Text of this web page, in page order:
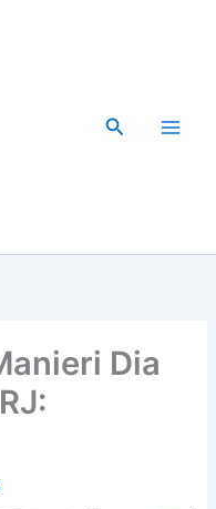
Pesquisar
Dia